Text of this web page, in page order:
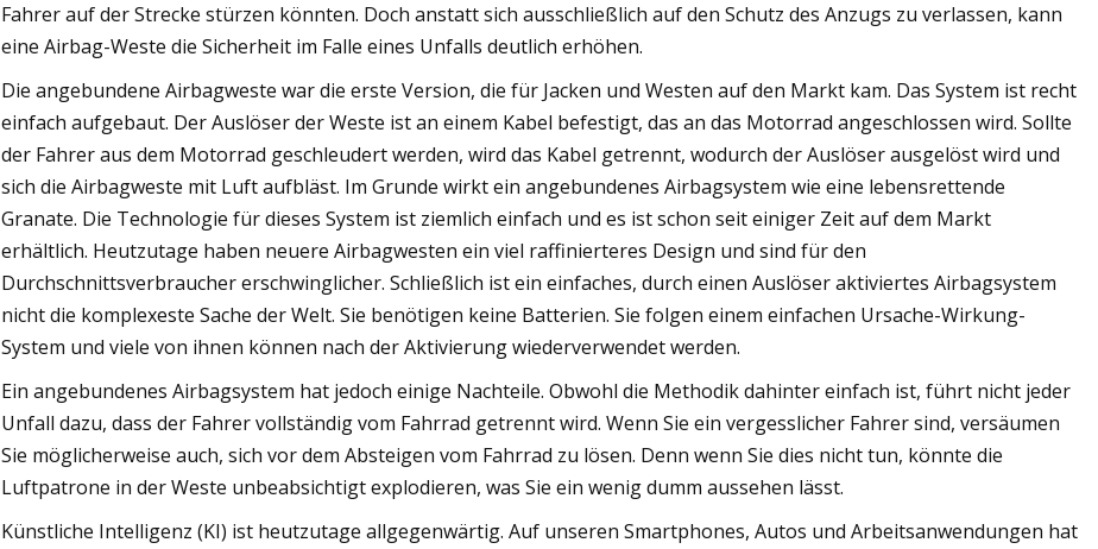
Fahrer auf der Strecke stürzen könnten. Doch anstatt sich ausschließlich auf den Schutz des Anzugs zu verlassen, kann
eine Airbag-Weste die Sicherheit im Falle eines Unfalls deutlich erhöhen.
Die angebundene Airbagweste war die erste Version, die für Jacken und Westen auf den Markt kam. Das System ist recht
einfach aufgebaut. Der Auslöser der Weste ist an einem Kabel befestigt, das an das Motorrad angeschlossen wird. Sollte
der Fahrer aus dem Motorrad geschleudert werden, wird das Kabel getrennt, wodurch der Auslöser ausgelöst wird und
sich die Airbagweste mit Luft aufbläst. Im Grunde wirkt ein angebundenes Airbagsystem wie eine lebensrettende
Granate. Die Technologie für dieses System ist ziemlich einfach und es ist schon seit einiger Zeit auf dem Markt
erhältlich. Heutzutage haben neuere Airbagwesten ein viel raffinierteres Design und sind für den
Durchschnittsverbraucher erschwinglicher. Schließlich ist ein einfaches, durch einen Auslöser aktiviertes Airbagsystem
nicht die komplexeste Sache der Welt. Sie benötigen keine Batterien. Sie folgen einem einfachen Ursache-Wirkung-
System und viele von ihnen können nach der Aktivierung wiederverwendet werden.
Ein angebundenes Airbagsystem hat jedoch einige Nachteile. Obwohl die Methodik dahinter einfach ist, führt nicht jeder
Unfall dazu, dass der Fahrer vollständig vom Fahrrad getrennt wird. Wenn Sie ein vergesslicher Fahrer sind, versäumen
Sie möglicherweise auch, sich vor dem Absteigen vom Fahrrad zu lösen. Denn wenn Sie dies nicht tun, könnte die
Luftpatrone in der Weste unbeabsichtigt explodieren, was Sie ein wenig dumm aussehen lässt.
Künstliche Intelligenz (KI) ist heutzutage allgegenwärtig. Auf unseren Smartphones, Autos und Arbeitsanwendungen hat